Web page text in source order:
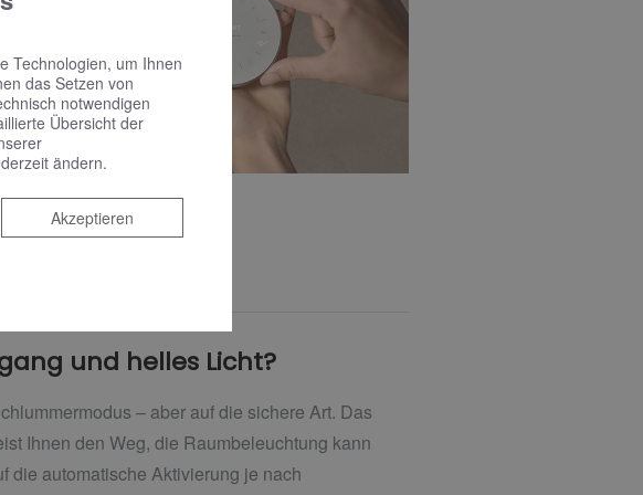
in
und helles Licht?
– aber auf die sichere Art. Das
Ihnen den Weg, die Raumbeleuchtung kann
die automatische Aktivierung je nach
Technologien, um Ihnen
das Setzen von
notwendigen
Übersicht der
ändern.
Akzeptieren